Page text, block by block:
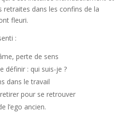
retraites dans les confins de la
fleuri.
:
perte de sens
définir : qui suis-je ?
dans le travail
pour se retrouver
l’ego ancien.